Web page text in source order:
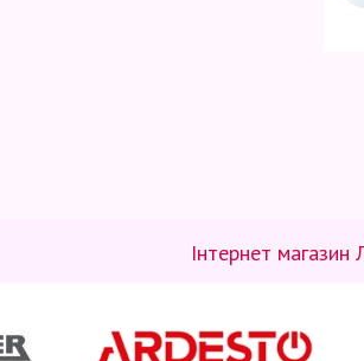
Інтернет